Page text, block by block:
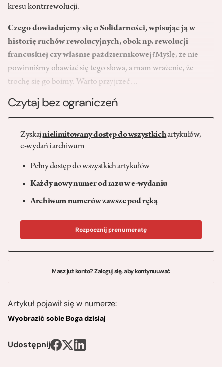
kresu kontrrewolucji.
Czego dowiadujemy się o Solidarności, wpisując ją w
historię ruchów rewolucyjnych, obok np. rewolucji
francuskiej czy właśnie październikowej?Myślę, że nie
powinniśmy obawiać się tego słowa, a mam wrażenie, że
trochę się go boimy. Warto przyjrzeć…
Czytaj bez ograniczeń
Zyskajnielimitowany dostęp do wszystkichartykułów,
e-wydań i archiwum
Pełny dostęp do wszystkich artykułów
Każdy nowy numer od razu w e-wydaniu
Archiwum numerów zawsze pod ręką
Rozpocznij prenumeratę
Masz już konto? Zaloguj się, aby kontynuuwać
Artykuł pojawił się w numerze:
Wyobrazić sobie Boga dzisiaj
Udostępnij